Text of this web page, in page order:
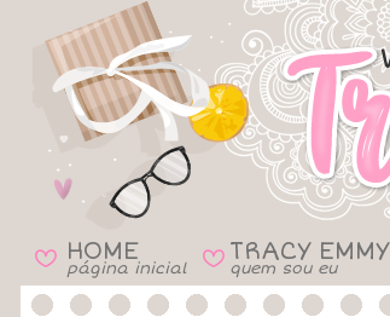
B HOME
página inicial B TRACY EMMY
quem sou eu